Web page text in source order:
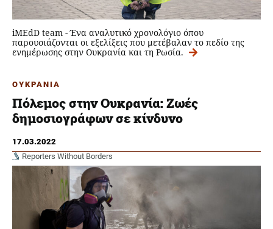
iMEdD team - Ένα αναλυτικό χρονολόγιο όπου
παρουσιάζονται οι εξελίξεις που μετέβαλαν το πεδίο της
ενημέρωσης στην Ουκρανία και τη Ρωσία.
ΟΥΚΡΑΝΙΑ
Πόλεμος στην Ουκρανία: Ζωές
δημοσιογράφων σε κίνδυνο
17.03.2022
Reporters Without Borders